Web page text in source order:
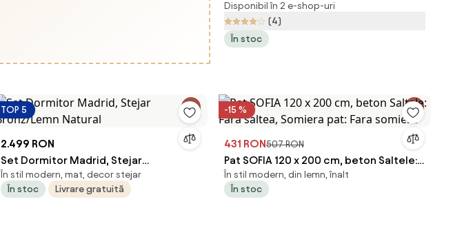
pat: Cu lamele drepte
Disponibil în 2 e-shop-uri
(4)
În stoc
TOP 5
2.499 RON
Set Dormitor Madrid, Stejar
Bronz/Lemn Natural
În stil modern, mat, decor stejar
În stoc
Livrare gratuită
-15 %
431 RON507 RON
Pat SOFIA 120 x 200 cm, beton Saltele:
Fara saltea, Somiera pat: Fara somiera
În stil modern, din lemn, înalt
În stoc